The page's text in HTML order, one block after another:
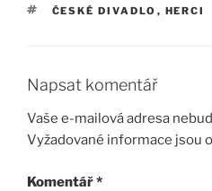
ŠTÍTKY
ČESKÉ DIVADLO , HERCI
Napsat komentář
Vaše e-mailová adresa
Vyžadované informace jsou
Komentář*